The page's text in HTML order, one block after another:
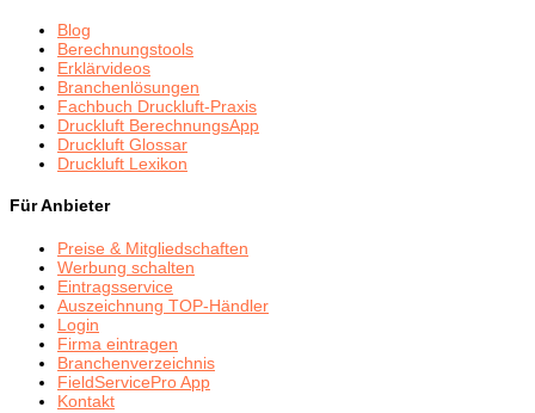
Blog
Berechnungstools
Erklärvideos
Branchenlösungen
Fachbuch Druckluft-Praxis
Druckluft BerechnungsApp
Druckluft Glossar
Druckluft Lexikon
Für Anbieter
Preise & Mitgliedschaften
Werbung schalten
Eintragsservice
Auszeichnung TOP-Händler
Login
Firma eintragen
Branchenverzeichnis
FieldServicePro App
Kontakt